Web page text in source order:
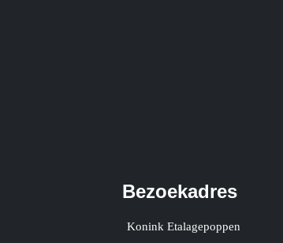
Bezoekadres
Konink Etalagepoppen